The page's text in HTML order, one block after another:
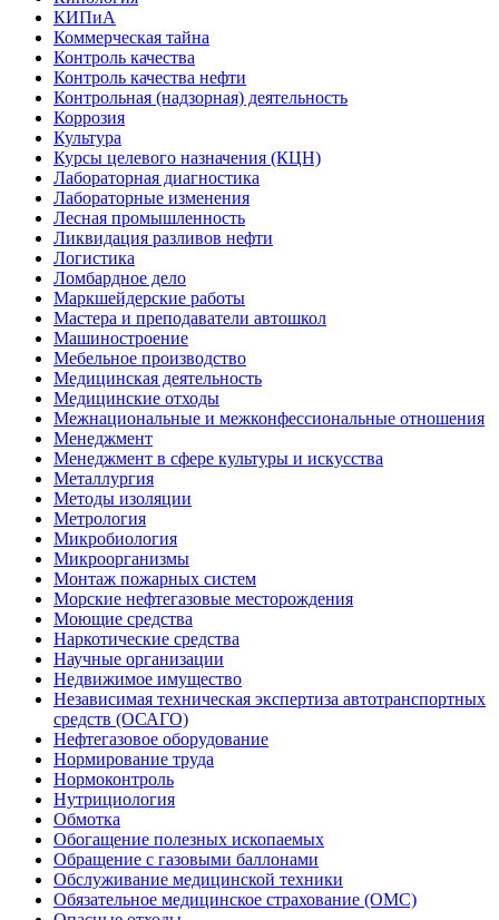
КИПиА
Коммерческая тайна
Контроль качества
Контроль качества нефти
Контрольная (надзорная) деятельность
Коррозия
Культура
Курсы целевого назначения (КЦН)
Лабораторная диагностика
Лабораторные изменения
Лесная промышленность
Ликвидация разливов нефти
Логистика
Ломбардное дело
Маркшейдерские работы
Мастера и преподаватели автошкол
Машиностроение
Мебельное производство
Медицинская деятельность
Медицинские отходы
Межнациональные и межконфессиональные отношения
Менеджмент
Менеджмент в сфере культуры и искусства
Металлургия
Методы изоляции
Метрология
Микробиология
Микроорганизмы
Монтаж пожарных систем
Морские нефтегазовые месторождения
Моющие средства
Наркотические средства
Научные организации
Недвижимое имущество
Независимая техническая экспертиза автотранспортных
средств (ОСАГО)
Нефтегазовое оборудование
Нормирование труда
Нормоконтроль
Нутрициология
Обмотка
Обогащение полезных ископаемых
Обращение с газовыми баллонами
Обслуживание медицинской техники
Обязательное медицинское страхование (ОМС)